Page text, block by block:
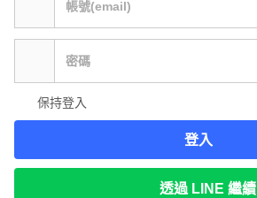
保持登入
登入
透過 LINE 繼續